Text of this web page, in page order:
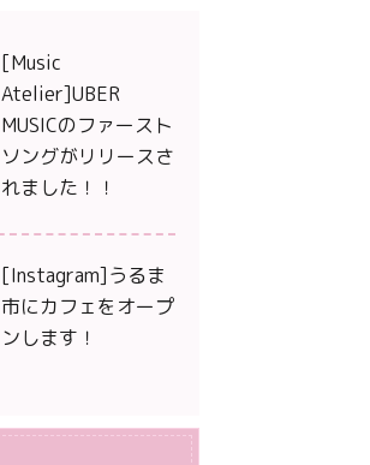
[Music
Atelier]UBER
MUSICのファースト
ソングがリリースさ
れました！！
[Instagram]うるま
市にカフェをオープ
ンします！